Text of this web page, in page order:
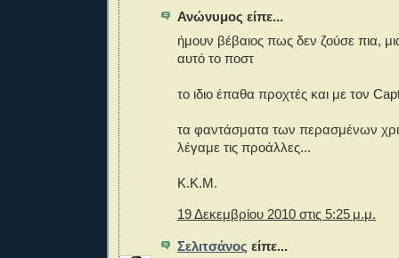
Ανώνυμος είπε...
ήμουν βέβαιος πως δεν ζούσε πια,
αυτό το ποστ
το ιδιο έπαθα προχτές και με τον
τα φαντάσματα των περασμένων
λέγαμε τις προάλλες...
Κ.Κ.Μ.
19 Δεκεμβρίου 2010 στις 5:25 μ.μ.
Σελιτσάνος είπε...